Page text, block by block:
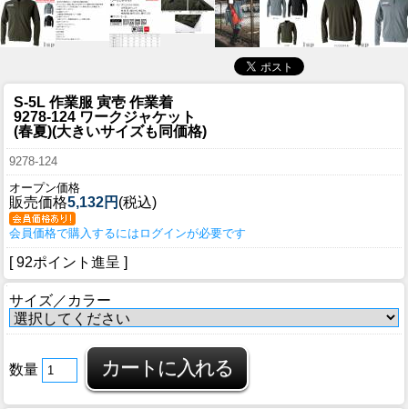
S-5L 作業服 寅壱 作業着
9278-124 ワークジャケット
(春夏)(大きいサイズも同価格)
9278-124
オープン価格
販売価格5,132円 (税込)
会員価格で購入するにはログインが必要です
[ 92ポイント進呈 ]
サイズ／カラー
数量